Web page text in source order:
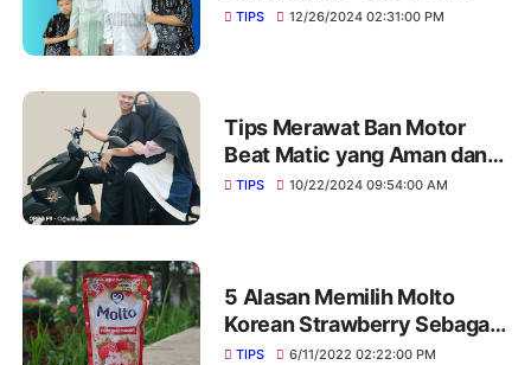
Tiket Pesawat Lewat BRImo!
TIPS 12/26/2024 02:31:00 PM
Tips Merawat Ban Motor
Beat Matic yang Aman dan
Nyaman, Planet Ban
TIPS 10/22/2024 09:54:00 AM
5 Alasan Memilih Molto
Korean Strawberry Sebagai
Pewangi Pakaian Favorit
TIPS 6/11/2022 02:22:00 PM